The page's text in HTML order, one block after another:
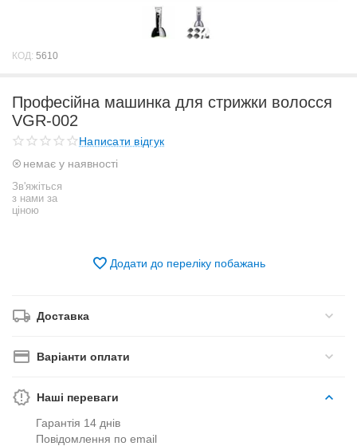
КОД: 5610
Професійна машинка для стрижки волосся
VGR-002
Написати відгук
немає у наявності
Зв'яжіться
з нами за
ціною
Додати до переліку побажань
Доставка
Варіанти оплати
Наші переваги
Гарантія 14 днів
Повідомлення по email